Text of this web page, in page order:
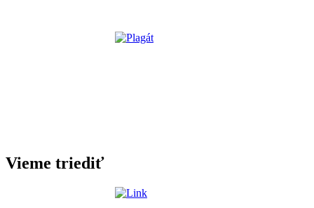
Vieme triediť